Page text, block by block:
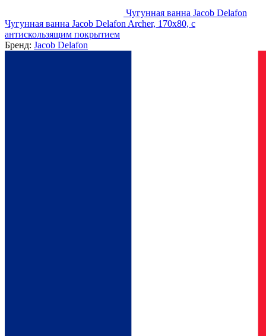
Чугунная ванна Jacob Delafon
Чугунная ванна Jacob Delafon Archer, 170x80, с
антискользящим покрытием
Бренд: Jacob Delafon